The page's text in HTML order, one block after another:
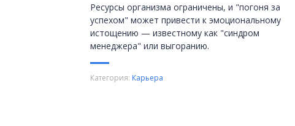
Ресурсы организма ограничены, и "погоня за
успехом" может привести к эмоциональному
истощению — известному как "синдром
менеджера" или выгоранию.
Категория: Карьера